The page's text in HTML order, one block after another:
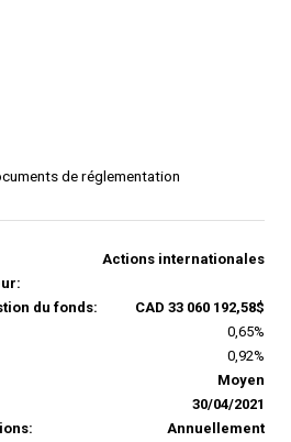
de réglementation
Actions internationales
du fonds:
CAD 33 060 192,58$
0,65%
0,92%
Moyen
30/04/2021
Annuellement